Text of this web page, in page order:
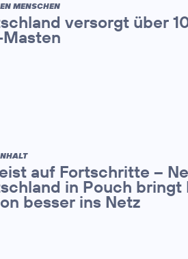
MENSCHEN
versorgt über
auf Fortschritte –
in Pouch
besser ins Netz